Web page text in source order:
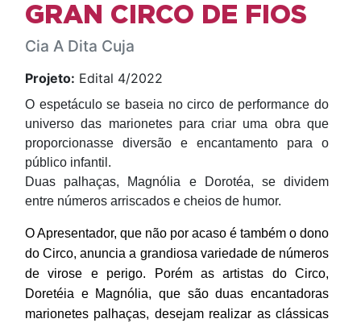
GRAN CIRCO DE FIOS
Cia A Dita Cuja
Projeto: Edital 4/2022
O espetáculo se baseia no circo de performance do
universo das marionetes para criar uma obra que
proporcionasse diversão e encantamento para o
público infantil.
Duas palhaças, Magnólia e Dorotéa, se dividem
entre números arriscados e cheios de humor.
O Apresentador, que não por acaso é também o dono
do Circo, anuncia a grandiosa variedade de números
de virose e perigo. Porém as artistas do Circo,
Doretéia e Magnólia, que são duas encantadoras
marionetes palhaças, desejam realizar as clássicas